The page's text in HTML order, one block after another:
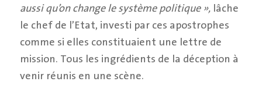
aussi qu’on change le système politique », lâche
le chef de l’Etat, investi par ces apostrophes
comme si elles constituaient une lettre de
mission. Tous les ingrédients de la déception à
venir réunis en une scène.